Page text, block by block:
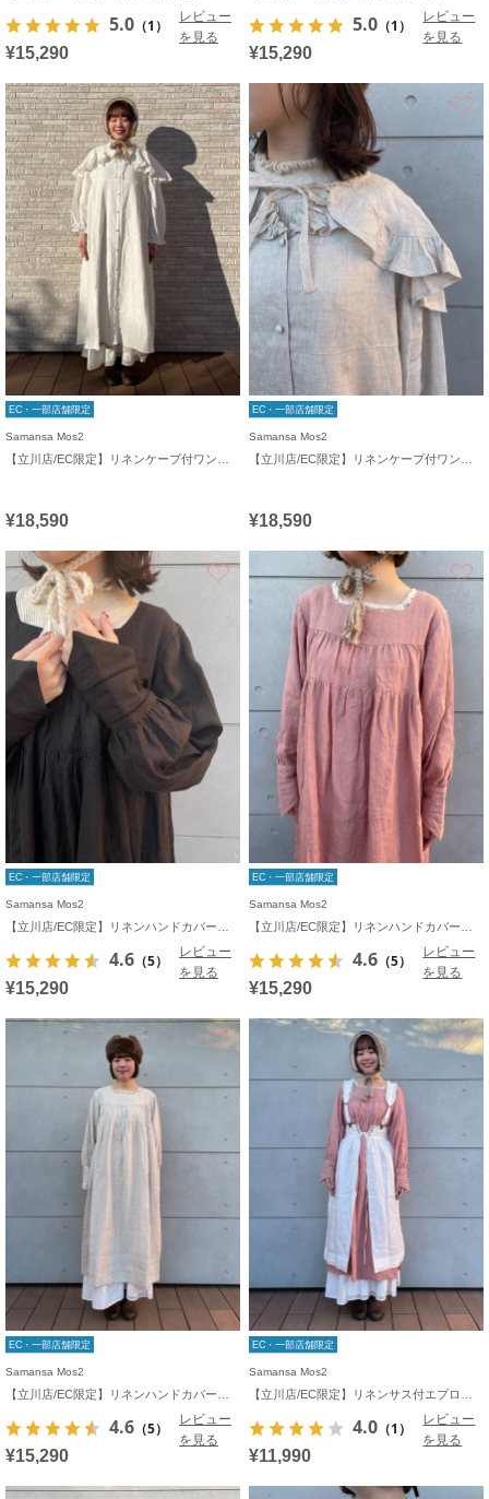
5.0 （1）
レビュー
を見る
¥15,290
5.0 （1）
レビュー
を見る
¥15,290
お気に入り
EC・一部店舗限定
Samansa Mos2
¥18,590
EC・一部店舗限定
Samansa Mos2
¥18,590
お気に入り
EC・一部店舗限定
Samansa Mos2
4.6 （5）
レビュー
を見る
¥15,290
EC・一部店舗限定
Samansa Mos2
4.6 （5）
レビュー
を見る
¥15,290
お気に入り
EC・一部店舗限定
Samansa Mos2
4.6 （5）
レビュー
を見る
¥15,290
EC・一部店舗限定
Samansa Mos2
4.0 （1）
レビュー
を見る
¥11,990
お気に入り